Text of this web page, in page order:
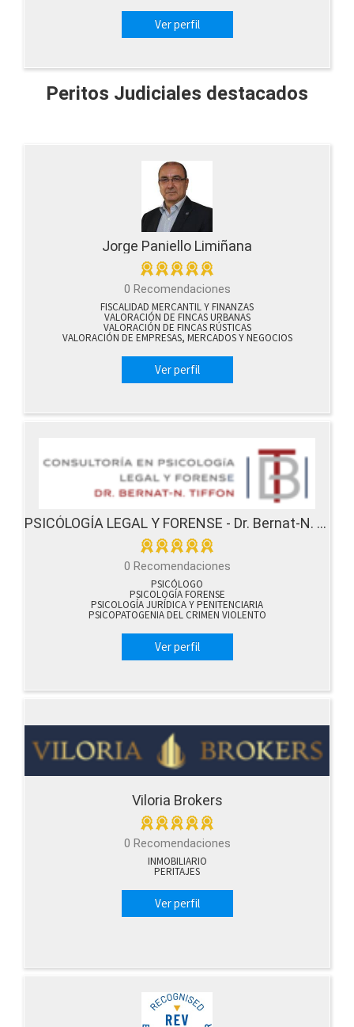
Ver perfil
Peritos Judiciales destacados
Jorge Paniello Limiñana
0 Recomendaciones
FISCALIDAD MERCANTIL Y FINANZAS
VALORACIÓN DE FINCAS URBANAS
VALORACIÓN DE FINCAS RÚSTICAS
VALORACIÓN DE EMPRESAS, MERCADOS Y NEGOCIOS
Ver perfil
PSICÓLOGÍA LEGAL Y FORENSE - Dr. Bernat-N. Tiffon
0 Recomendaciones
PSICÓLOGO
PSICOLOGÍA FORENSE
PSICOLOGÍA JURÍDICA Y PENITENCIARIA
PSICOPATOGENIA DEL CRIMEN VIOLENTO
Ver perfil
Viloria Brokers
0 Recomendaciones
INMOBILIARIO
PERITAJES
Ver perfil